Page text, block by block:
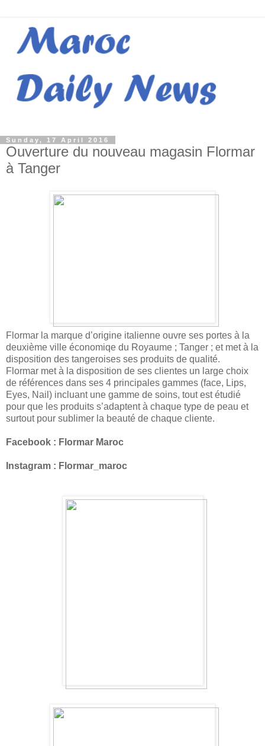
Sunday, 17 April 2016
Ouverture du nouveau magasin Flormar
à Tanger
Flormar la marque d’origine italienne ouvre ses portes à la
deuxième ville économiqe du Royaume ; Tanger ; et met à la
disposition des tangeroises ses produits de qualité.
Flormar met à la disposition de ses clientes un large choix
de références dans ses 4 principales gammes (face, Lips,
Eyes, Nail) incluant une gamme de soins, tout est étudié
pour que les produits s’adaptent à chaque type de peau et
surtout pour sublimer la beauté de chaque cliente.
Facebook : Flormar Maroc
Instagram : Flormar_maroc